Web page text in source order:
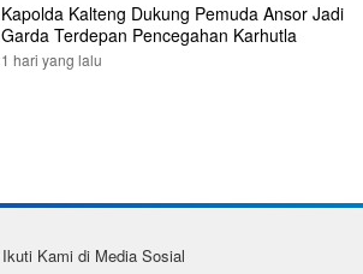
Kapolda Kalteng Dukung Pemuda Ansor Jadi
Garda Terdepan Pencegahan Karhutla
1 hari yang lalu
Ikuti Kami di Media Sosial